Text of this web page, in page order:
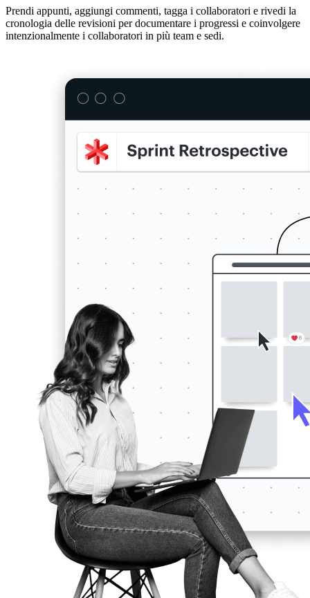
Prendi appunti, aggiungi commenti, tagga i collaboratori e rivedi la
cronologia delle revisioni per documentare i progressi e coinvolgere
intenzionalmente i collaboratori in più team e sedi.